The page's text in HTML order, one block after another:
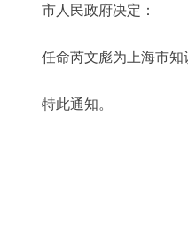
市人民政府决定：
任命芮文彪为上海市知
特此通知。